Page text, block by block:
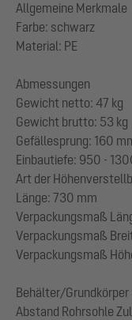
Allgemeine Merkmale
Farbe: schwarz
Material: PE
Abmessungen
Gewicht netto: 47 kg
Gewicht brutto: 53 kg
Gefällesprung: 160
Einbautiefe: 950 -
Art der
Länge: 730 mm
Verpackungsmaß
Verpackungsmaß
Verpackungsmaß
Behälter/Grundkörper
Abstand Rohrsohle